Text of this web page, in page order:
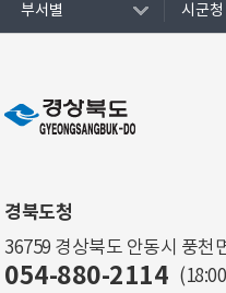
부서별 시군청
경북도청
36759 경상북도 안동시 풍천
054-880-2114